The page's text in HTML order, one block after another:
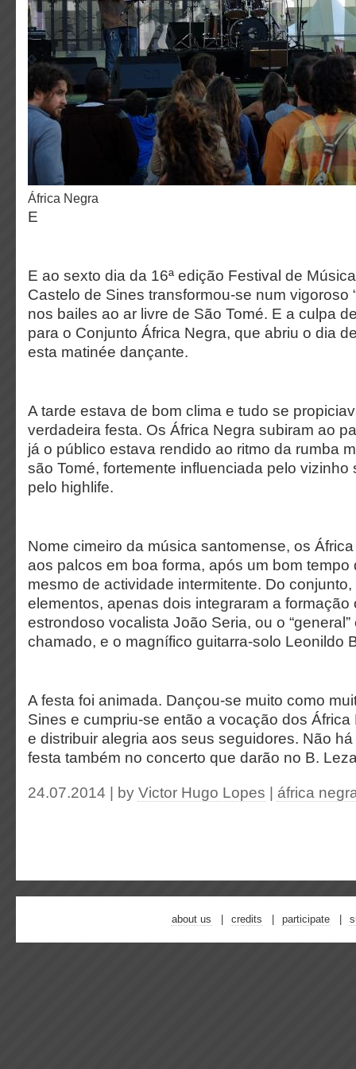
África Negra
E
E ao sexto dia da 16ª edição Festival de
Castelo de Sines transformou-se num vigoroso
nos bailes ao ar livre de São Tomé. E a culpa
para o Conjunto África Negra, que abriu o dia
esta matinée dançante.
A tarde estava de bom clima e tudo se
verdadeira festa. Os África Negra subiram ao
já o público estava rendido ao ritmo da rumba
são Tomé, fortemente influenciada pelo vizinho
pelo highlife.
Nome cimeiro da música santomense, os
aos palcos em boa forma, após um bom tempo
mesmo de actividade intermitente. Do
elementos, apenas dois integraram a formação
estrondoso vocalista João Seria, ou o
chamado, e o magnífico guitarra-solo Leonildo
A festa foi animada. Dançou-se muito como
Sines e cumpriu-se então a vocação dos África
e distribuir alegria aos seus seguidores. Não
festa também no concerto que darão no B.
24.07.2014 | by Victor Hugo Lopes áfrica
about us credits participate